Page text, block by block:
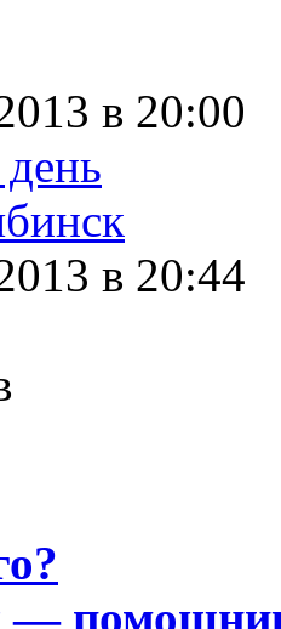
в 20:00
в 20:44
—